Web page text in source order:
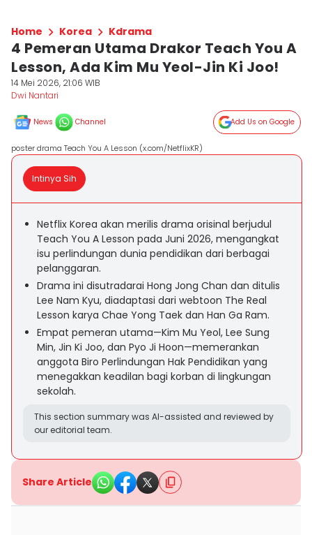
Home Korea Kdrama
4 Pemeran Utama Drakor Teach You A
Lesson, Ada Kim Mu Yeol-Jin Ki Joo!
14 Mei 2026, 21:06 WIB
Dwi Nantari
News Channel Add Us on Google
poster drama Teach You A Lesson (x.com/NetflixKR)
Intinya Sih
Netflix Korea akan merilis drama orisinal berjudul
Teach You A Lesson pada Juni 2026, mengangkat
isu perlindungan dunia pendidikan dari berbagai
pelanggaran.
Drama ini disutradarai Hong Jong Chan dan ditulis
Lee Nam Kyu, diadaptasi dari webtoon The Real
Lesson karya Chae Yong Taek dan Han Ga Ram.
Empat pemeran utama—Kim Mu Yeol, Lee Sung
Min, Jin Ki Joo, dan Pyo Ji Hoon—memerankan
anggota Biro Perlindungan Hak Pendidikan yang
menegakkan keadilan bagi korban di lingkungan
sekolah.
This section summary was AI-assisted and reviewed by
our editorial team.
Share Article